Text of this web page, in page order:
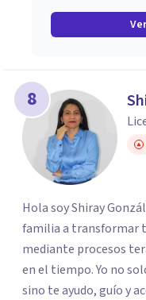
8
Hola soy Shiray
familia a transformar
mediante procesos
en el tiempo. Yo no
sino te ayudo, guío y